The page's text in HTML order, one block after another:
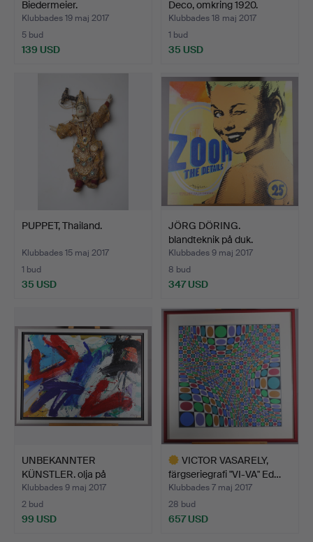
Biedermeier.
Klubbades 19 maj 2017
5 bud
139 USD
Deco, omkring 1920.
Klubbades 18 maj 2017
1 bud
35 USD
PUPPET, Thailand.
Klubbades 15 maj 2017
1 bud
35 USD
JÖRG DÖRING.
blandteknik på duk.
Klubbades 9 maj 2017
8 bud
347 USD
UNBEKANNTER
KÜNSTLER. olja på
spånskivor.
Klubbades 9 maj 2017
2 bud
99 USD
VICTOR VASARELY,
färgseriegrafi "VI-VA" Ed…
Klubbades 7 maj 2017
28 bud
657 USD